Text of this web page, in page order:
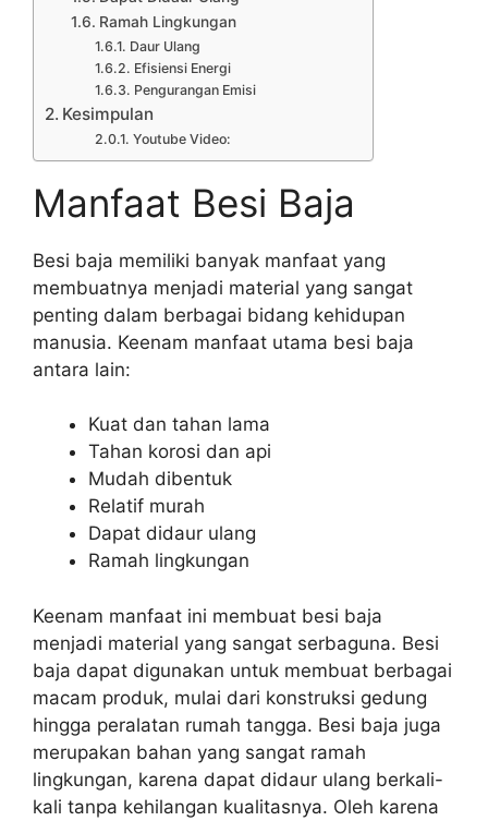
Ramah Lingkungan
Daur Ulang
Efisiensi Energi
Pengurangan Emisi
Kesimpulan
Youtube Video:
Manfaat Besi Baja
Besi baja memiliki banyak manfaat yang
membuatnya menjadi material yang sangat
penting dalam berbagai bidang kehidupan
manusia. Keenam manfaat utama besi baja
antara lain:
Kuat dan tahan lama
Tahan korosi dan api
Mudah dibentuk
Relatif murah
Dapat didaur ulang
Ramah lingkungan
Keenam manfaat ini membuat besi baja
menjadi material yang sangat serbaguna. Besi
baja dapat digunakan untuk membuat berbagai
macam produk, mulai dari konstruksi gedung
hingga peralatan rumah tangga. Besi baja juga
merupakan bahan yang sangat ramah
lingkungan, karena dapat didaur ulang berkali-
kali tanpa kehilangan kualitasnya. Oleh karena